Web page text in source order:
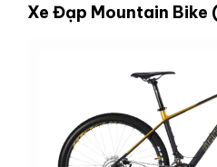
Xe Đạp Mountain Bike